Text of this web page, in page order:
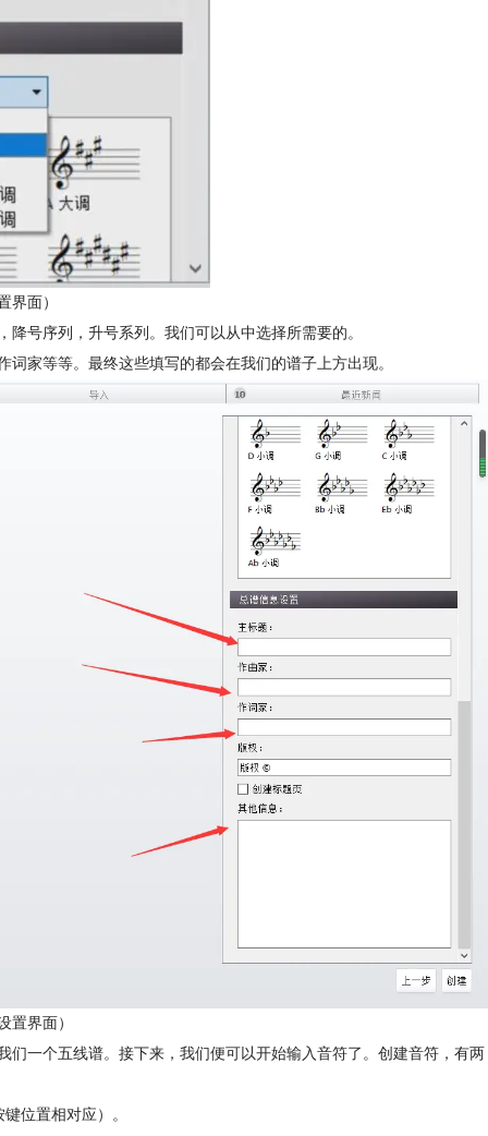
界面）
号序列，升号系列。我们可以从中选择所需要的。
家等等。最终这些填写的都会在我们的谱子上方出现。
置界面）
一个五线谱。接下来，我们便可以开始输入音符了。创建音符，有两
位置相对应）。